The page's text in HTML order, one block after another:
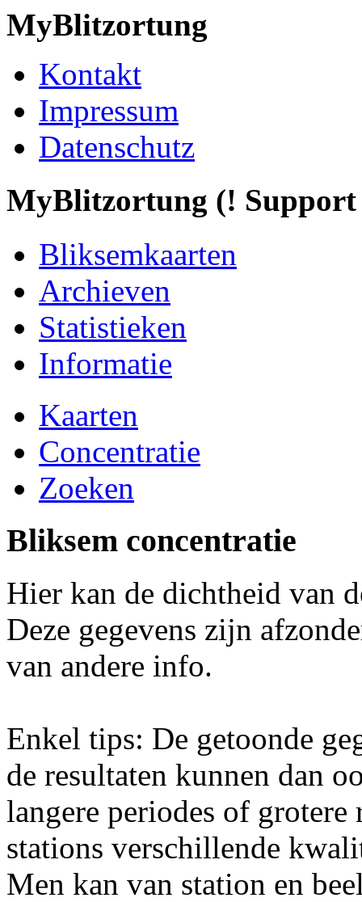
MyBlitzortung
Kontakt
Impressum
Datenschutz
MyBlitzortung (! Support
Bliksemkaarten
Archieven
Statistieken
Informatie
Kaarten
Concentratie
Zoeken
Bliksem concentratie
Hier kan de dichtheid van
Deze gegevens zijn
van andere info.
Enkel tips: De getoonde
de resultaten kunnen dan
langere periodes of
stations verschillende
Men kan van station en